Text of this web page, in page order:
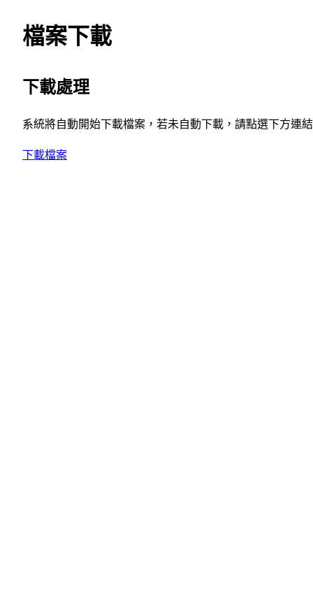
檔案下載
下載處理
系統將自動開始下載檔案，若未自動下載，請點選下方連
下載檔案